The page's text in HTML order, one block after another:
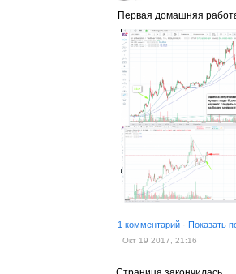
Первая домашняя
1 комментарий · Показать
Окт 19 2017, 21:16